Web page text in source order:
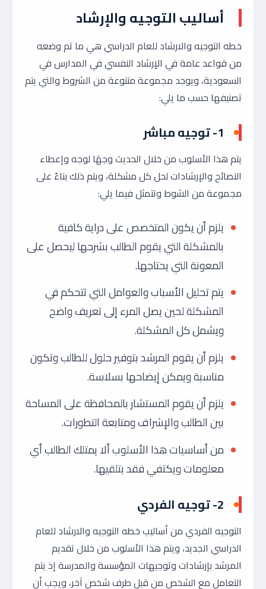
أساليب التوجيه والإرشاد
خطه التوجيه والارشاد للعام الدراسي هي ما تم وضعه
من قواعد عامة في الإرشاد النفسي في المدارس في
السعودية، ويوجد مجموعة متنوعة من الشروط والتي يتم
تصنيفها حسب ما يلي:
1- توجيه مباشر
يتم هذا الأسلوب من خلال الحديث وجهَا لوجه وإعطاء
النصائح والإرشادات لحل كل مشكلة، ويتم ذلك بناءً على
مجموعة من الشوط وتتمثل فيما يلي:
يلزم أن يكون المتخصص على دراية كافية
بالمشكلة التي يقوم الطالب بشرحها ليحصل على
المعونة التي يحتاجها.
يتم تحليل الأسباب والعوامل التي تتحكم في
المشكلة لحين يصل المرء إلى تعريف واضح
ويشمل كل المشكلة.
يلزم أن يقوم المرشد بتوفير حلول للطالب وتكون
مناسبة ويمكن إيضاحها بسلاسة.
يلزم أن يقوم المستشار بالمحافظة على المساحة
بين الطالب والإشراف ومتابعة التطورات.
من أساسيات هذا الأسلوب ألا يمتلك الطالب أي
معلومات ويكتفي فقد بتلقيها.
2- توجيه الفردي
التوجيه الفردي من أساليب خطه التوجيه والارشاد للعام
الدراسي الجديد، ويتم هذا الأسلوب من خلال تقديم
المرشد بإرشادات وتوجيهات المؤسسة والمدرسة إذ يتم
التعامل مع الشخص من قبل طرف شخص آخر، ويجب أن